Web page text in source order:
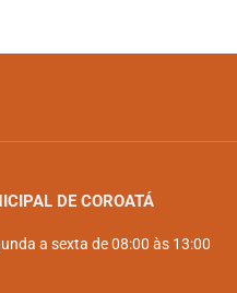
DE COROATÁ
a sexta de 08:00 às 13:00